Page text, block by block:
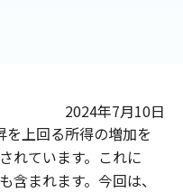
2024年7月10日
上回る所得の増加を
れています。これに
含まれます。今回は、